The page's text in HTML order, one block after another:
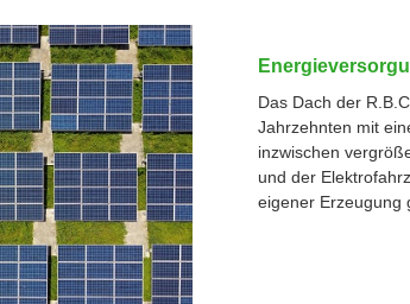
Das Dach der
Jahrzehnten mit
inzwischen
und der
eigener Erzeugung